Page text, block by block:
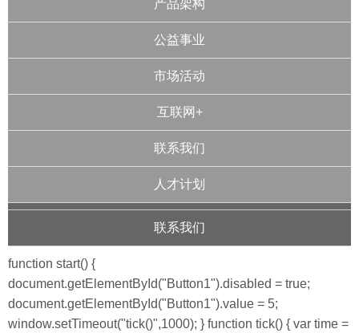
产品架构
公益事业
市场活动
互联网+
联系我们
人才计划
联系我们
function start() {
document.getElementById("Button1").disabled = true;
document.getElementById("Button1").value = 5;
window.setTimeout("tick()",1000); } function tick() { var time =